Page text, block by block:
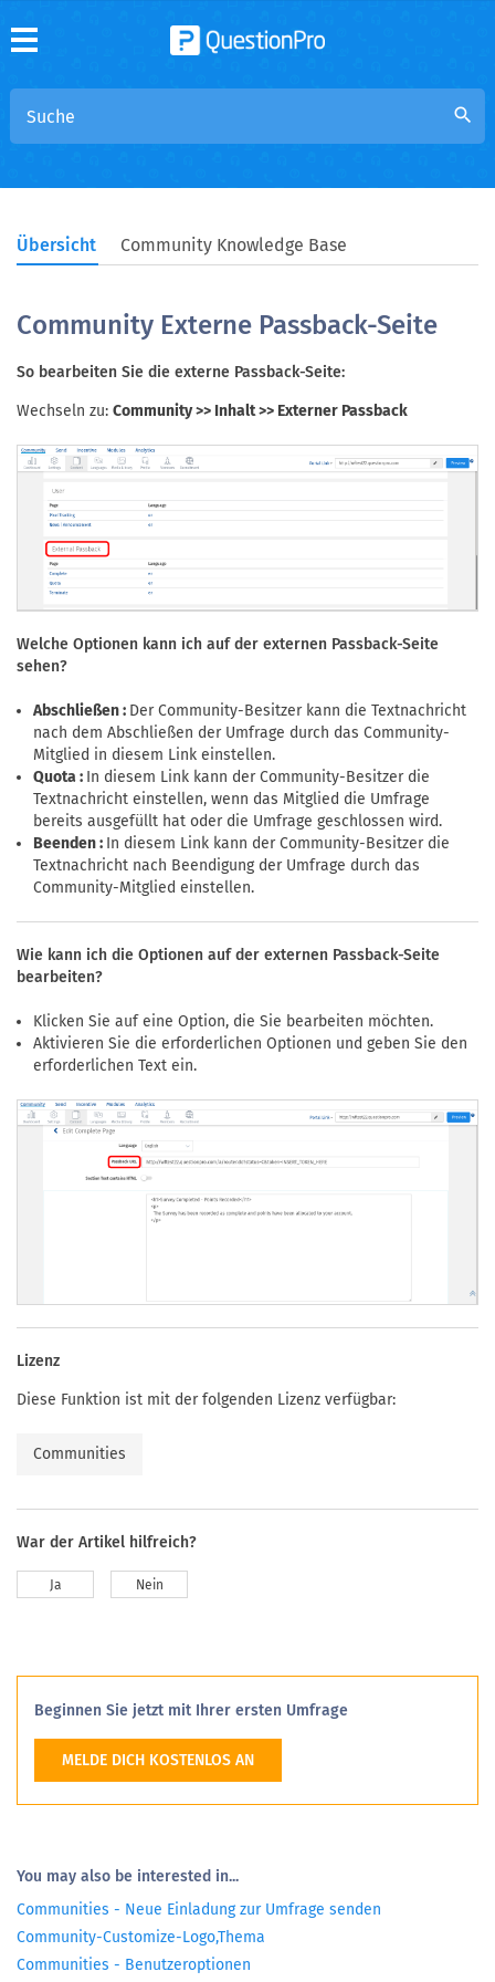
search
Übersicht Community Knowledge Base
Community Externe Passback-Seite
So bearbeiten Sie die externe Passback-Seite:
Wechseln zu: Community >> Inhalt >> Externer Passback
Welche Optionen kann ich auf der externen Passback-Seite
sehen?
Abschließen : Der Community-Besitzer kann die Textnachricht
nach dem Abschließen der Umfrage durch das Community-
Mitglied in diesem Link einstellen.
Quota : In diesem Link kann der Community-Besitzer die
Textnachricht einstellen, wenn das Mitglied die Umfrage
bereits ausgefüllt hat oder die Umfrage geschlossen wird.
Beenden : In diesem Link kann der Community-Besitzer die
Textnachricht nach Beendigung der Umfrage durch das
Community-Mitglied einstellen.
Wie kann ich die Optionen auf der externen Passback-Seite
bearbeiten?
Klicken Sie auf eine Option, die Sie bearbeiten möchten.
Aktivieren Sie die erforderlichen Optionen und geben Sie den
erforderlichen Text ein.
Lizenz
Diese Funktion ist mit der folgenden Lizenz verfügbar:
Communities
War der Artikel hilfreich?
Ja Nein
Beginnen Sie jetzt mit Ihrer ersten Umfrage
MELDE DICH KOSTENLOS AN
You may also be interested in...
Communities - Neue Einladung zur Umfrage senden
Community-Customize-Logo,Thema
Communities - Benutzeroptionen